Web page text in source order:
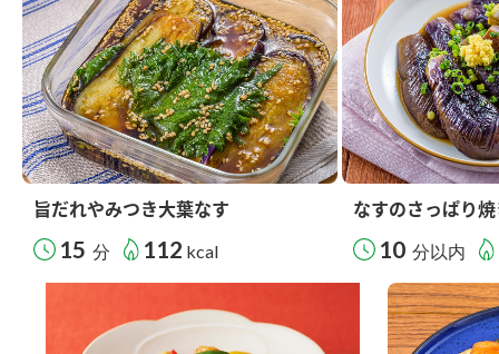
旨だれやみつき大葉なす
15 分 112 kcal
なすのさっぱり
10 分以内